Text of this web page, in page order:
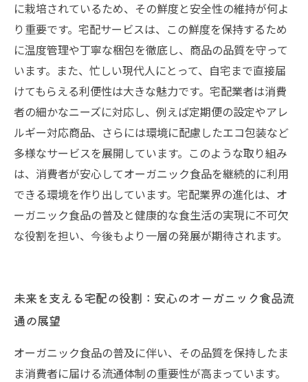
に栽培されているため、その鮮度と安全性の維持が何よ
り重要です。宅配サービスは、この鮮度を保持するため
に温度管理や丁寧な梱包を徹底し、商品の品質を守って
います。また、忙しい現代人にとって、自宅まで直接届
けてもらえる利便性は大きな魅力です。宅配業者は消費
者の細かなニーズに対応し、例えば定期便の設定やアレ
ルギー対応商品、さらには環境に配慮したエコ包装など
多様なサービスを展開しています。このような取り組み
は、消費者が安心してオーガニック食品を継続的に利用
できる環境を作り出しています。宅配業界の進化は、オ
ーガニック食品の普及と健康的な食生活の実現に不可欠
な役割を担い、今後もより一層の発展が期待されます。
未来を支える宅配の役割：安心のオーガニック食品流
通の展望
オーガニック食品の普及に伴い、その品質を保持したま
ま消費者に届ける流通体制の重要性が高まっています。